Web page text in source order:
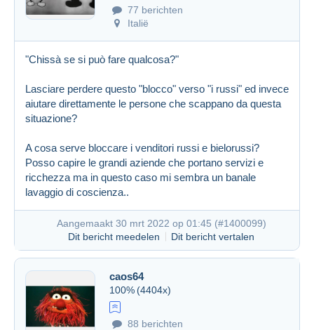
77 berichten
Italië
"Chissà se si può fare qualcosa?"
Lasciare perdere questo "blocco" verso "i russi" ed invece
aiutare direttamente le persone che scappano da questa
situazione?
A cosa serve bloccare i venditori russi e bielorussi?
Posso capire le grandi aziende che portano servizi e
ricchezza ma in questo caso mi sembra un banale
lavaggio di coscienza..
Aangemaakt 30 mrt 2022 op 01:45 (#1400099)
Dit bericht meedelen
Dit bericht vertalen
caos64
100% (4404x)
88 berichten